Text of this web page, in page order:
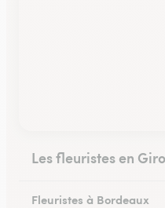
Les fleuristes en
Fleuristes à Bordeaux